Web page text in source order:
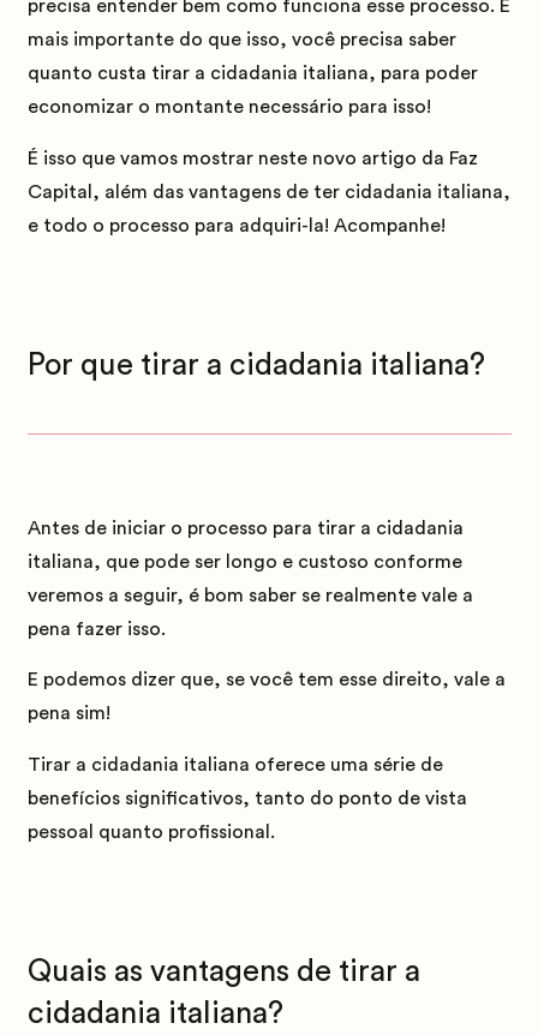
precisa entender bem como funciona esse processo. E
mais importante do que isso, você precisa saber
quanto custa tirar a cidadania italiana, para poder
economizar o montante necessário para isso!
É isso que vamos mostrar neste novo artigo da Faz
Capital, além das vantagens de ter cidadania italiana,
e todo o processo para adquiri-la! Acompanhe!
Por que tirar a cidadania italiana?
Antes de iniciar o processo para tirar a cidadania
italiana, que pode ser longo e custoso conforme
veremos a seguir, é bom saber se realmente vale a
pena fazer isso.
E podemos dizer que, se você tem esse direito, vale a
pena sim!
Tirar a cidadania italiana oferece uma série de
benefícios significativos, tanto do ponto de vista
pessoal quanto profissional.
Quais as vantagens de tirar a
cidadania italiana?